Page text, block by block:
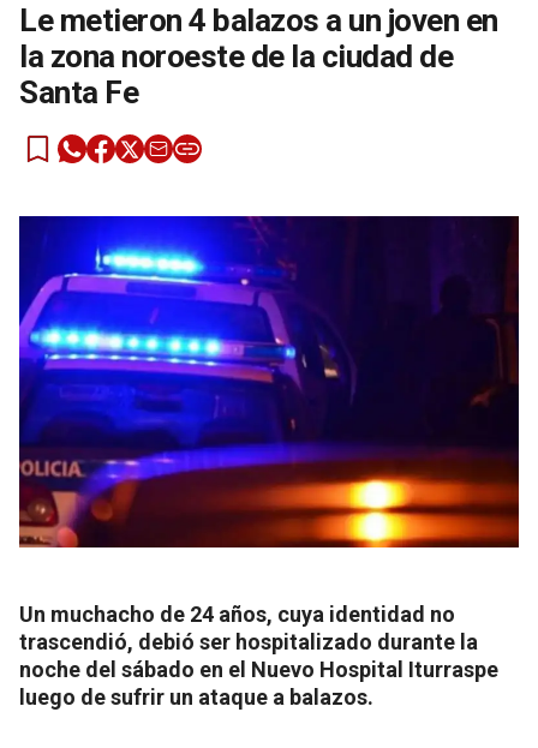
Le metieron 4 balazos a un joven en
la zona noroeste de la ciudad de
Santa Fe
Un muchacho de 24 años, cuya identidad no
trascendió, debió ser hospitalizado durante la
noche del sábado en el Nuevo Hospital Iturraspe
luego de sufrir un ataque a balazos.